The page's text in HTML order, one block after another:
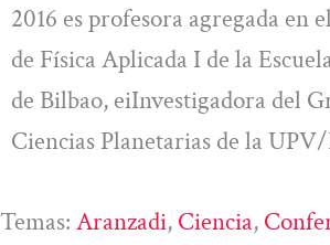
2016 es profesora agregada en
de Física Aplicada I de la
de Bilbao, eiInvestigadora del
Ciencias Planetarias de la
Temas: Aranzadi, Ciencia,